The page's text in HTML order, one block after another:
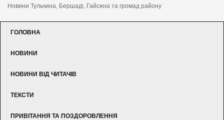
Новини Тульчина, Бершаді, Гайсина та громад району
ГОЛОВНА
НОВИНИ
НОВИНИ ВІД ЧИТАЧІВ
ТЕКСТИ
ПРИВІТАННЯ ТА ПОЗДОРОВЛЕННЯ